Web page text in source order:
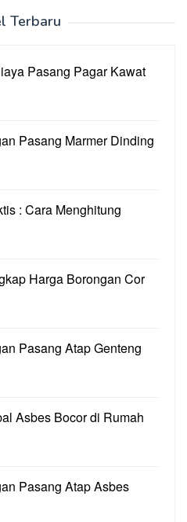
Terbaru
Pasang Pagar Kawat
Pasang Marmer Dinding
: Cara Menghitung
Harga Borongan Cor
Pasang Atap Genteng
Asbes Bocor di Rumah
Pasang Atap Asbes